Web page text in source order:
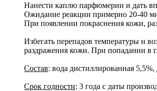
Нанести каплю парфюмерии и дать
Ожидание реакции примерно 20-40
При появлении покраснения кожи,
Избегать перепадов температуры и
раздражения кожи. При попадании в
Состав: вода дистиллированная
Срок годности: 3 года с даты